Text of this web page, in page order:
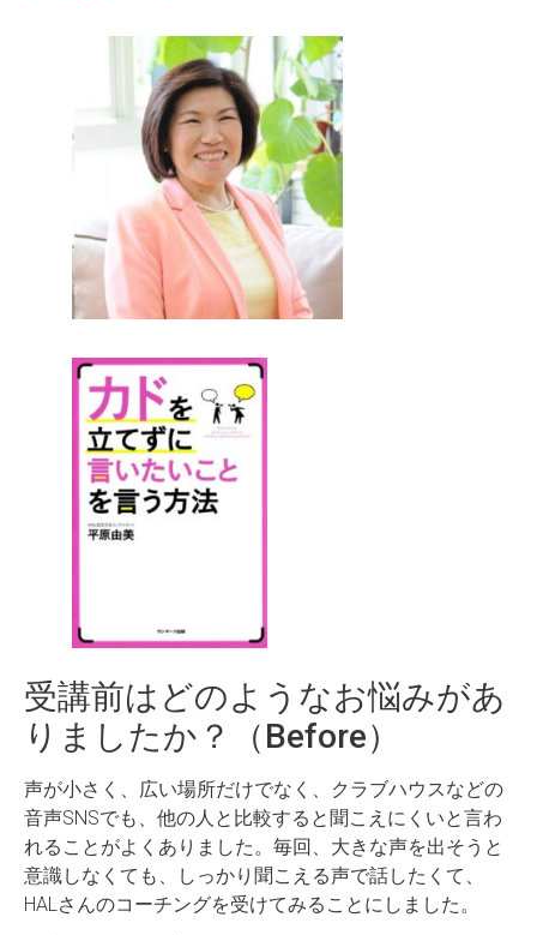
受講前はどのようなお悩みがあ
りましたか？（Before）
声が小さく、広い場所だけでなく、クラブハウスなどの
音声SNSでも、他の人と比較すると聞こえにくいと言わ
れることがよくありました。毎回、大きな声を出そうと
意識しなくても、しっかり聞こえる声で話したくて、
HALさんのコーチングを受けてみることにしました。